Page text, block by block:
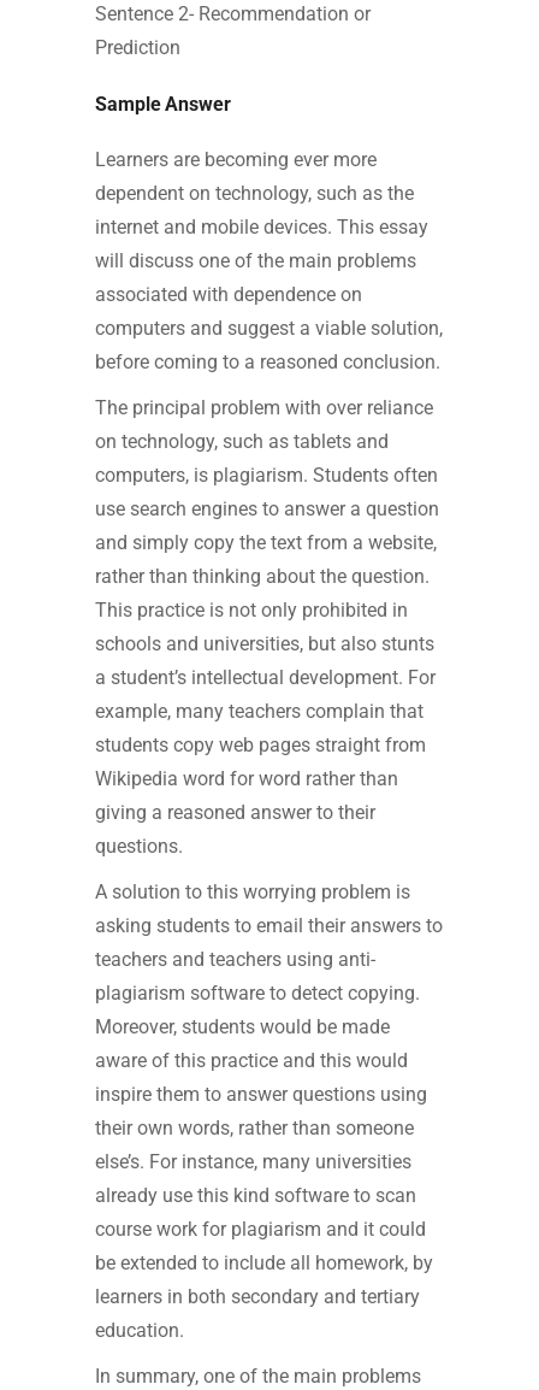
Sentence 2- Recommendation or
Prediction
Sample Answer
Learners are becoming ever more
dependent on technology, such as the
internet and mobile devices. This essay
will discuss one of the main problems
associated with dependence on
computers and suggest a viable solution,
before coming to a reasoned conclusion.
The principal problem with over reliance
on technology, such as tablets and
computers, is plagiarism. Students often
use search engines to answer a question
and simply copy the text from a website,
rather than thinking about the question.
This practice is not only prohibited in
schools and universities, but also stunts
a student’s intellectual development. For
example, many teachers complain that
students copy web pages straight from
Wikipedia word for word rather than
giving a reasoned answer to their
questions.
A solution to this worrying problem is
asking students to email their answers to
teachers and teachers using anti-
plagiarism software to detect copying.
Moreover, students would be made
aware of this practice and this would
inspire them to answer questions using
their own words, rather than someone
else’s. For instance, many universities
already use this kind software to scan
course work for plagiarism and it could
be extended to include all homework, by
learners in both secondary and tertiary
education.
In summary, one of the main problems